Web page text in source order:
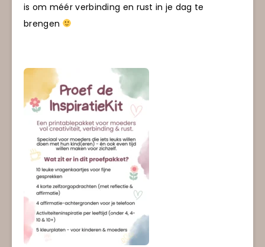
is om méér verbinding en rust in je dag te
brengen